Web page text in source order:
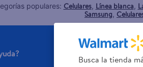
populares: Celulares, Línea blanca,
Samsung,
Busca la tienda